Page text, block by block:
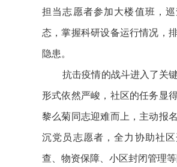
担当志愿者参加大楼值班，
态，掌握科研设备运行情况，
隐患。
抗击疫情的战斗进入了关
形式依然严峻，社区的任务显
黎么菊同志迎难而上，主动报
沉党员志愿者，全力协助社
查、物资保障、小区封闭管理等